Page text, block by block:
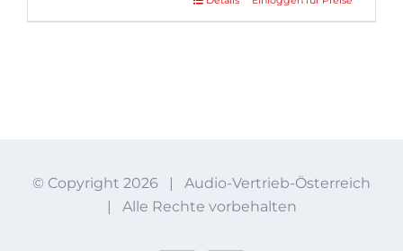
© Copyright 2026 | Audio-Vertrieb-Österreich
| Alle Rechte vorbehalten